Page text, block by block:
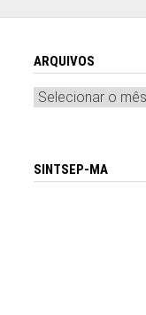
ARQUIVOS
Arquivos
SINTSEP-MA